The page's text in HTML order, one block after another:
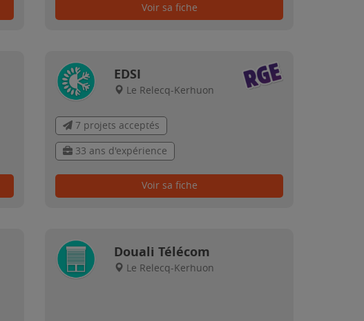
Voir sa fiche
EDSI
Le Relecq-Kerhuon
7 projets acceptés
33 ans d'expérience
Voir sa fiche
Douali Télécom
Le Relecq-Kerhuon